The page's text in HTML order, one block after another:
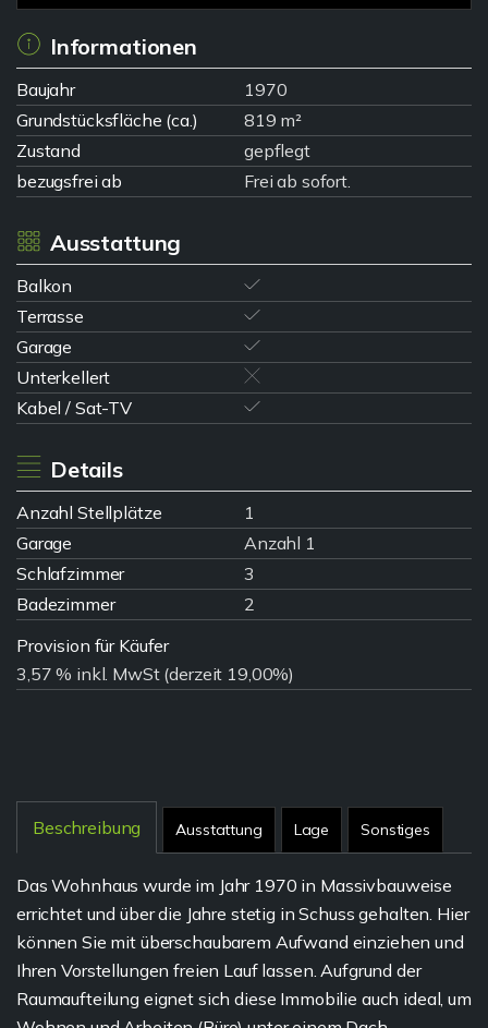
Informationen
Baujahr
1970
Grundstücksfläche (ca.)
819 m²
Zustand
gepflegt
bezugsfrei ab
Frei ab sofort.
Ausstattung
Balkon
Terrasse
Garage
Unterkellert
Kabel / Sat-TV
Details
Anzahl Stellplätze
1
Garage
Anzahl 1
Schlafzimmer
3
Badezimmer
2
Provision für Käufer
3,57 % inkl. MwSt (derzeit 19,00%)
Beschreibung Ausstattung Lage Sonstiges
Das Wohnhaus wurde im Jahr 1970 in Massivbauweise
errichtet und über die Jahre stetig in Schuss gehalten. Hier
können Sie mit überschaubarem Aufwand einziehen und
Ihren Vorstellungen freien Lauf lassen. Aufgrund der
Raumaufteilung eignet sich diese Immobilie auch ideal, um